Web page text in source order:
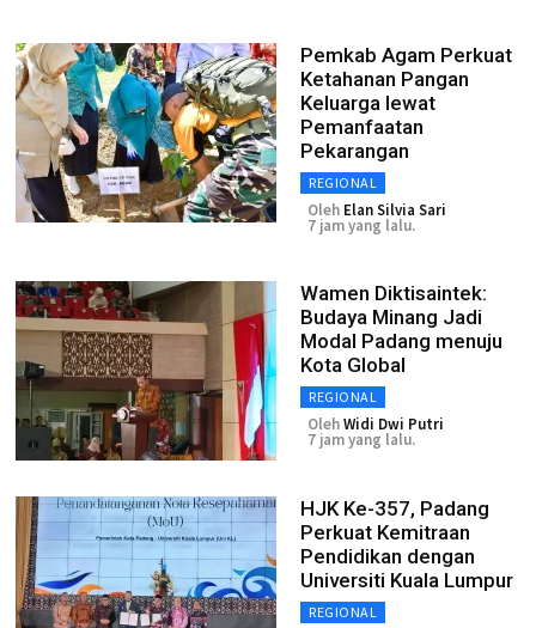
Pemkab Agam Perkuat
Ketahanan Pangan
Keluarga lewat
Pemanfaatan
Pekarangan
REGIONAL
Oleh Elan Silvia Sari
7 jam yang lalu.
Wamen Diktisaintek:
Budaya Minang Jadi
Modal Padang menuju
Kota Global
REGIONAL
OlehWidi Dwi Putri
7 jam yang lalu.
HJK Ke-357, Padang
Perkuat Kemitraan
Pendidikan dengan
Universiti Kuala Lumpur
REGIONAL